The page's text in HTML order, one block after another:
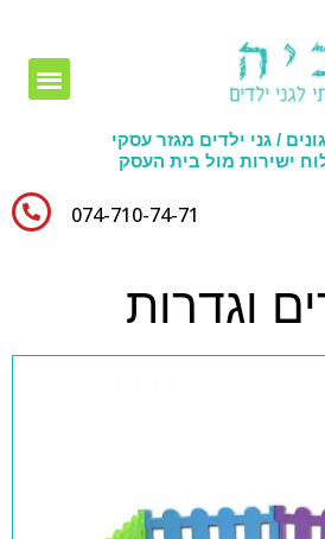
/ גני ילדים מגזר עסקי
ישירות מול בית העסק
074-710-74-71​
וגדרות